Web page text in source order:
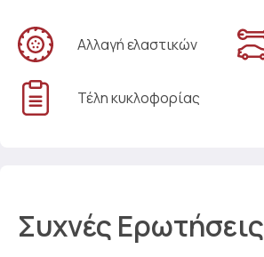
Αλλαγή ελαστικών
Τέλη κυκλοφορίας
Συχνές Ερωτήσεις